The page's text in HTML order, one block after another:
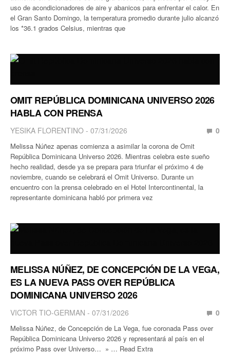
uso de acondicionadores de aire y abanicos para enfrentar el calor. En
el Gran Santo Domingo, la temperatura promedio durante julio alcanzó
los *36.1 grados Celsius, mientras que
OMIT REPÚBLICA DOMINICANA UNIVERSO 2026
HABLA CON PRENSA
YESIKA FLORENTINO 07/31/2026 0
Melissa Núñez apenas comienza a asimilar la corona de Omit
República Dominicana Universo 2026. Mientras celebra este sueño
hecho realidad, desde ya se prepara para triunfar el próximo 4 de
noviembre, cuando se celebrará el Omit Universo. Durante un
encuentro con la prensa celebrado en el Hotel Intercontinental, la
representante dominicana habló por primera vez
MELISSA NÚÑEZ, DE CONCEPCIÓN DE LA VEGA,
ES LA NUEVA PASS OVER REPÚBLICA
DOMINICANA UNIVERSO 2026
VICTOR TIO-GERMAN 07/31/2026 0
Melissa Núñez, de Concepción de La Vega, fue coronada Pass over
República Dominicana Universo 2026 y representará al país en el
próximo Pass over Universo… » … Read Extra